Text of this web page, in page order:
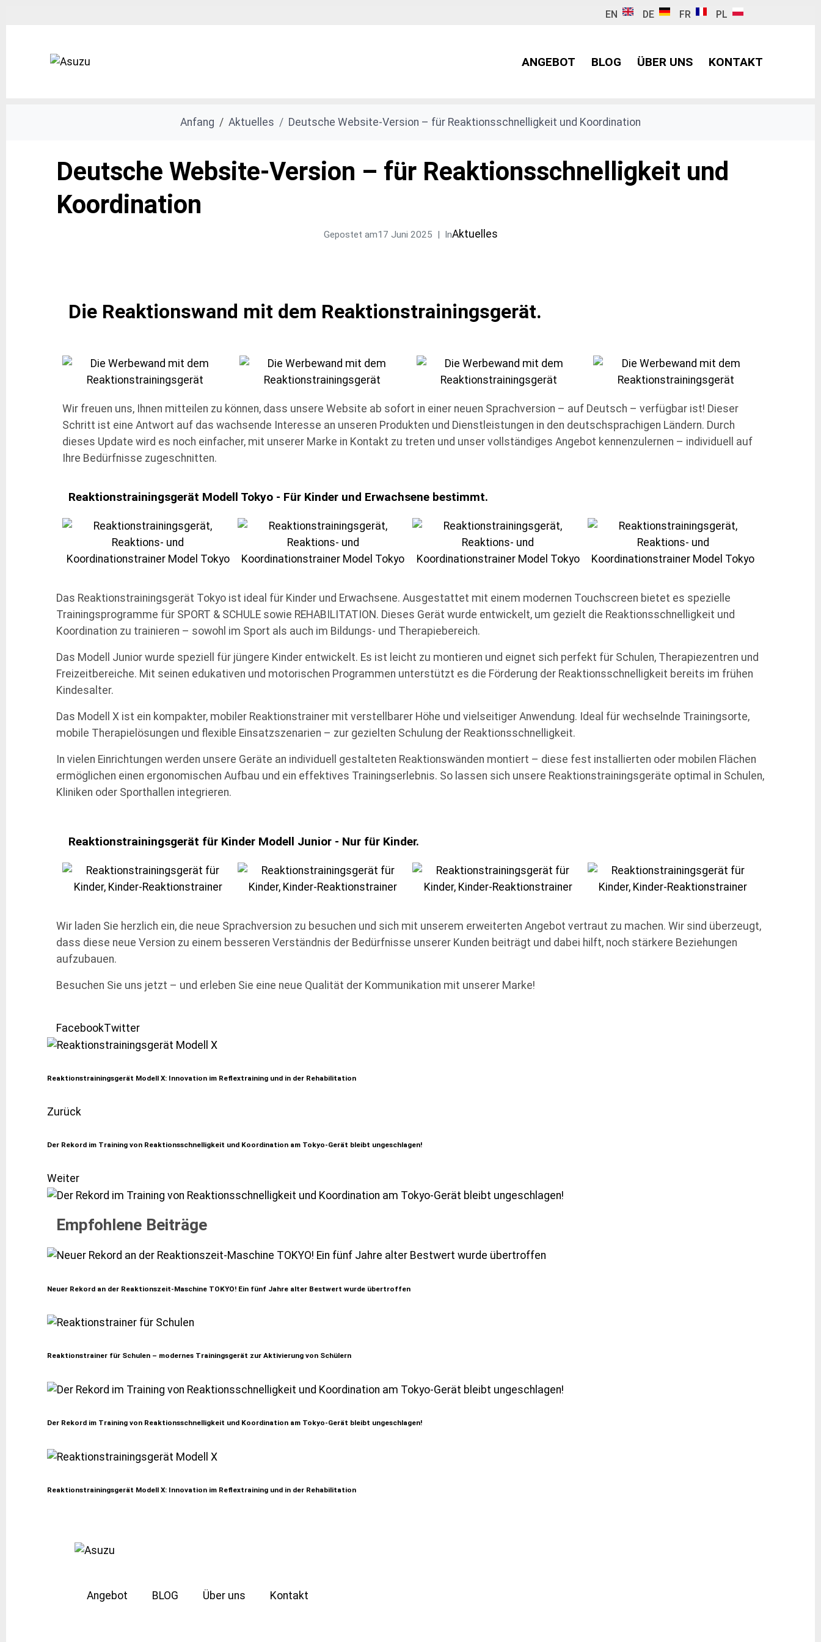
EN DE FR PL
ANGEBOT BLOG ÜBER UNS KONTAKT
Anfang Aktuelles Deutsche Website-Version – für Reaktionsschnelligkeit und Koordination
Deutsche Website-Version – für Reaktionsschnelligkeit und
Koordination
Gepostet am17 Juni 2025 InAktuelles
Die Reaktionswand mit dem Reaktionstrainingsgerät.
Wir freuen uns, Ihnen mitteilen zu können, dass unsere Website ab sofort in einer neuen Sprachversion – auf Deutsch – verfügbar ist! Dieser
Schritt ist eine Antwort auf das wachsende Interesse an unseren Produkten und Dienstleistungen in den deutschsprachigen Ländern. Durch
dieses Update wird es noch einfacher, mit unserer Marke in Kontakt zu treten und unser vollständiges Angebot kennenzulernen – individuell auf
Ihre Bedürfnisse zugeschnitten.
Reaktionstrainingsgerät Modell Tokyo - Für Kinder und Erwachsene bestimmt.
Das Reaktionstrainingsgerät Tokyo ist ideal für Kinder und Erwachsene. Ausgestattet mit einem modernen Touchscreen bietet es spezielle
Trainingsprogramme für SPORT & SCHULE sowie REHABILITATION. Dieses Gerät wurde entwickelt, um gezielt die Reaktionsschnelligkeit und
Koordination zu trainieren – sowohl im Sport als auch im Bildungs- und Therapiebereich.
Das Modell Junior wurde speziell für jüngere Kinder entwickelt. Es ist leicht zu montieren und eignet sich perfekt für Schulen, Therapiezentren und
Freizeitbereiche. Mit seinen edukativen und motorischen Programmen unterstützt es die Förderung der Reaktionsschnelligkeit bereits im frühen
Kindesalter.
Das Modell X ist ein kompakter, mobiler Reaktionstrainer mit verstellbarer Höhe und vielseitiger Anwendung. Ideal für wechselnde Trainingsorte,
mobile Therapielösungen und flexible Einsatzszenarien – zur gezielten Schulung der Reaktionsschnelligkeit.
In vielen Einrichtungen werden unsere Geräte an individuell gestalteten Reaktionswänden montiert – diese fest installierten oder mobilen Flächen
ermöglichen einen ergonomischen Aufbau und ein effektives Trainingserlebnis. So lassen sich unsere Reaktionstrainingsgeräte optimal in Schulen,
Kliniken oder Sporthallen integrieren.
Reaktionstrainingsgerät für Kinder Modell Junior - Nur für Kinder.
Wir laden Sie herzlich ein, die neue Sprachversion zu besuchen und sich mit unserem erweiterten Angebot vertraut zu machen. Wir sind überzeugt,
dass diese neue Version zu einem besseren Verständnis der Bedürfnisse unserer Kunden beiträgt und dabei hilft, noch stärkere Beziehungen
aufzubauen.
Besuchen Sie uns jetzt – und erleben Sie eine neue Qualität der Kommunikation mit unserer Marke!
FacebookTwitter
Reaktionstrainingsgerät Modell X: Innovation im Reflextraining und in der Rehabilitation
Zurück
Der Rekord im Training von Reaktionsschnelligkeit und Koordination am Tokyo-Gerät bleibt ungeschlagen!
Weiter
Empfohlene Beiträge
Neuer Rekord an der Reaktionszeit-Maschine TOKYO! Ein fünf Jahre alter Bestwert wurde übertroffen
Reaktionstrainer für Schulen – modernes Trainingsgerät zur Aktivierung von Schülern
Der Rekord im Training von Reaktionsschnelligkeit und Koordination am Tokyo-Gerät bleibt ungeschlagen!
Reaktionstrainingsgerät Modell X: Innovation im Reflextraining und in der Rehabilitation
Angebot BLOG Über uns Kontakt